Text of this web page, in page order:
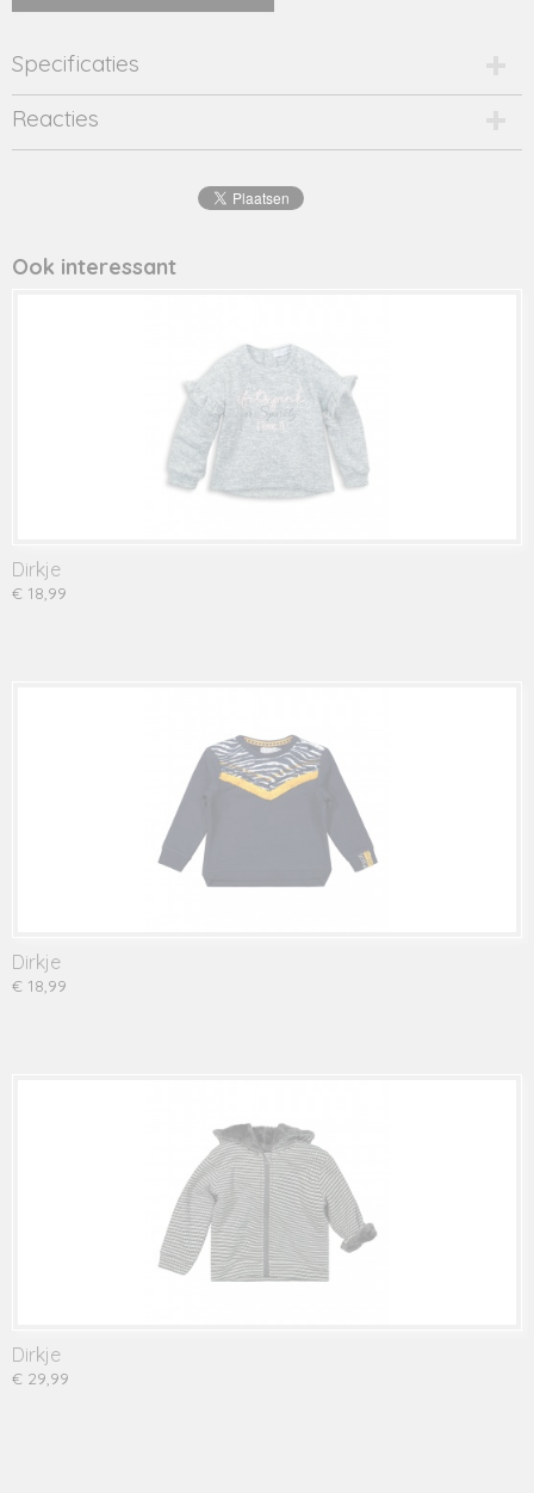
Specificaties
Productcode
960038/n-17726
Reacties
Ook interessant
Dirkje
€ 18,99
Dirkje
€ 18,99
Dirkje
€ 29,99